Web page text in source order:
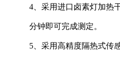
4、采用进口卤素灯加热
分钟即可完成测定。
5、采用高精度隔热式传